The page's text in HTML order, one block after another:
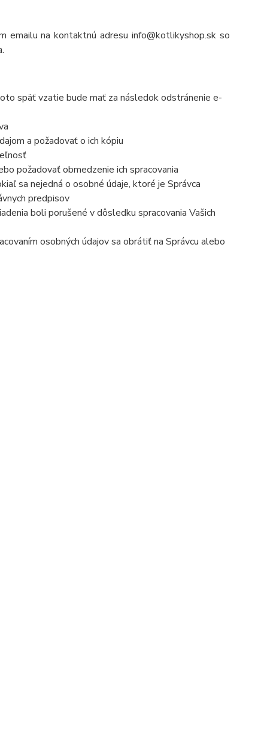
emailu na kontaktnú adresu info@kotlikyshop.sk so
späť vzatie bude mať za následok odstránenie e-
a požadovať o ich kópiu
požadovať obmedzenie ich spracovania
sa nejedná o osobné údaje, ktoré je Správca
predpisov
boli porušené v dôsledku spracovania Vašich
osobných údajov sa obrátiť na Správcu alebo